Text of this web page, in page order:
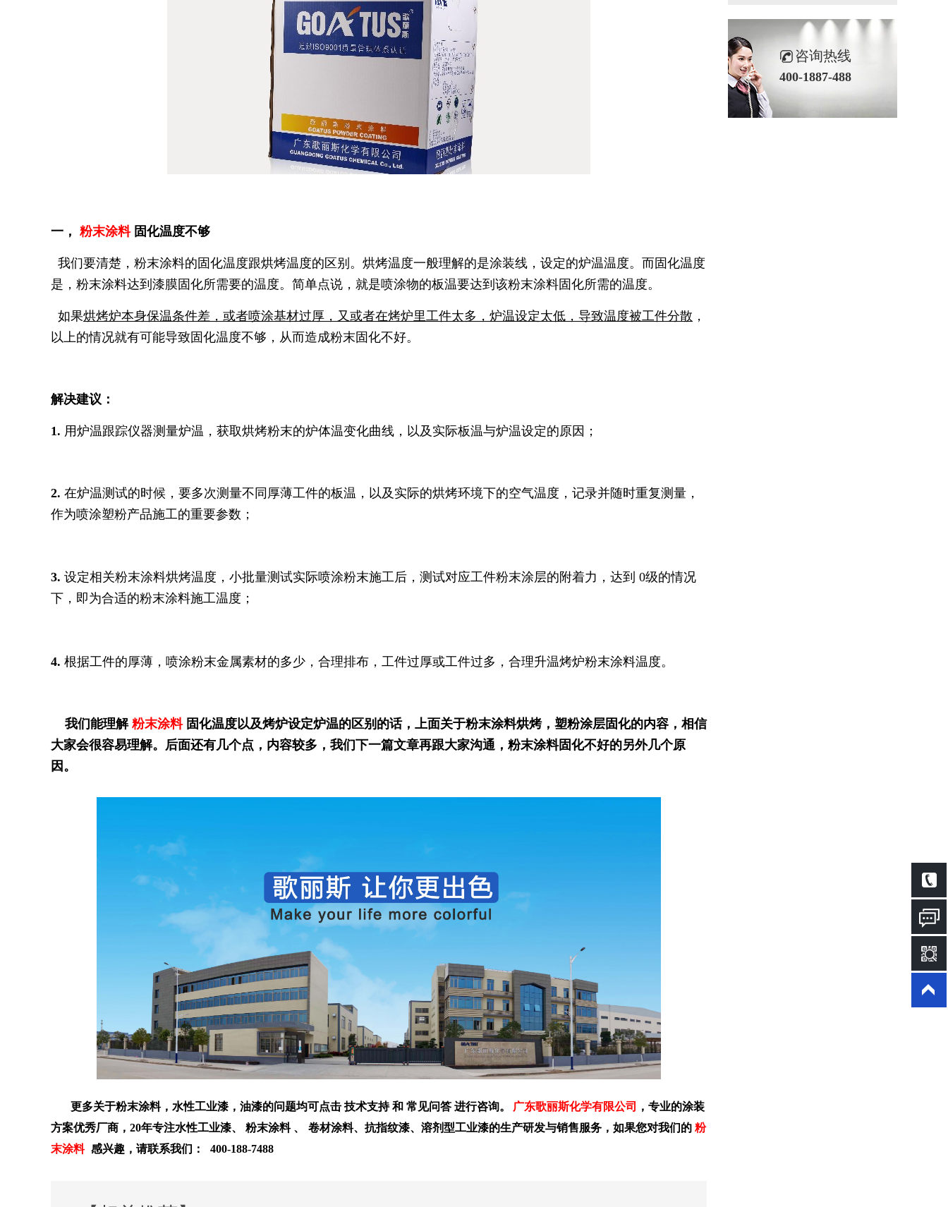
一， 粉末涂料 固化温度不够
我们要清楚，粉末涂料的固化温度跟烘烤温度的区别。烘烤温度一般理解的是涂装线，设定的炉温温度。而固化温度
是，粉末涂料达到漆膜固化所需要的温度。简单点说，就是喷涂物的板温要达到该粉末涂料固化所需的温度。
如果烘烤炉本身保温条件差，或者喷涂基材过厚，又或者在烤炉里工件太多，炉温设定太低，导致温度被工件分散 ，
以上的情况就有可能导致固化温度不够，从而造成粉末固化不好。
解决建议：
1. 用炉温跟踪仪器测量炉温，获取烘烤粉末的炉体温变化曲线，以及实际板温与炉温设定的原因；
2. 在炉温测试的时候，要多次测量不同厚薄工件的板温，以及实际的烘烤环境下的空气温度，记录并随时重复测量，
作为喷涂塑粉产品施工的重要参数；
3. 设定相关粉末涂料烘烤温度，小批量测试实际喷涂粉末施工后，测试对应工件粉末涂层的附着力，达到 0级的情况
下，即为合适的粉末涂料施工温度；
4. 根据工件的厚薄，喷涂粉末金属素材的多少，合理排布，工件过厚或工件过多，合理升温烤炉粉末涂料温度。
我们能理解 粉末涂料固化温度以及烤炉设定炉温的区别的话，上面关于粉末涂料烘烤，塑粉涂层固化的内容，相信
大家会很容易理解。后面还有几个点，内容较多，我们下一篇文章再跟大家沟通，粉末涂料固化不好的另外几个原
因。
更多关于粉末涂料， 水性工业漆 ，油漆的问题均可点击 技术支持 和 常见问答 进行咨询。 广东歌丽斯化学有限公司
，专业的涂装
方案优秀厂商，20年专注水性工业漆、 粉末涂料 、 卷材涂料、抗指纹漆、溶剂型工业漆的生产研发与销售服务，如果您对我们的 粉
末涂料 感兴趣，请联系我们： 400-188-7488
咨询热线
400-1887-488